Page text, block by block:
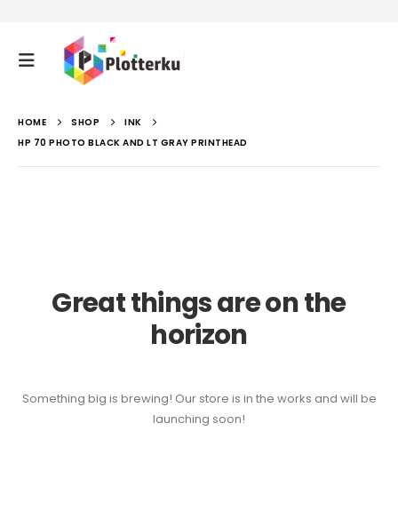
HOME SHOP
INK
HP 70 PHOTO BLACK AND LT GRAY PRINTHEAD
Great things are on the
horizon
Something big is brewing! Our store is in the works and will be
launching soon!